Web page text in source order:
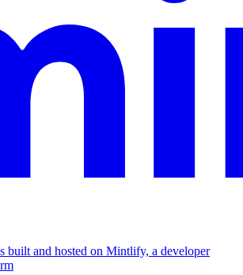
built and hosted on Mintlify, a developer